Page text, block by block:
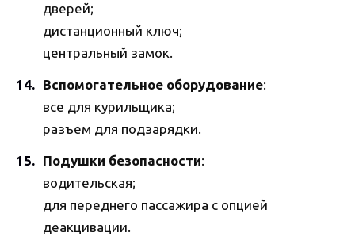
дверей;
дистанционный ключ;
центральный замок.
Вспомогательное оборудование:
все для курильщика;
разъем для подзарядки.
Подушки безопасности:
водительская;
для переднего пассажира с опцией
деакцивации.